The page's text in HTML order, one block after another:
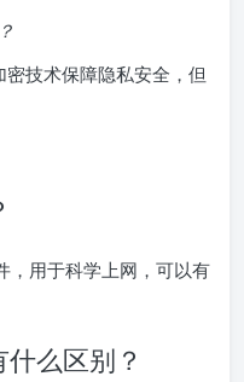
技术保障隐私安全，但
，用于科学上网，可以有
么区别？